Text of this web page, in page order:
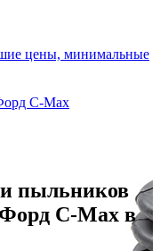
цены, минимальные
C-Max
пыльников
C-Max в